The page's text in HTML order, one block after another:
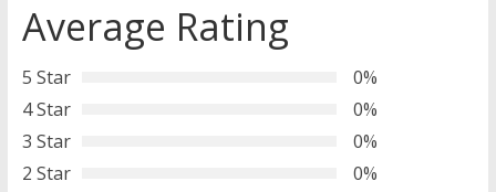
Average Rating
5 Star
0%
4 Star
0%
3 Star
0%
2 Star
0%